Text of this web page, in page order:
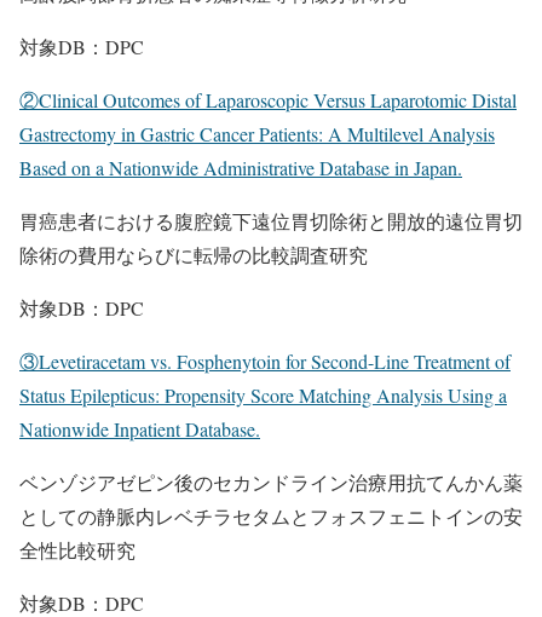
対象DB：DPC
②Clinical Outcomes of Laparoscopic Versus Laparotomic Distal
Gastrectomy in Gastric Cancer Patients: A Multilevel Analysis
Based on a Nationwide Administrative Database in Japan.
胃癌患者における腹腔鏡下遠位胃切除術と開放的遠位胃切
除術の費用ならびに転帰の比較調査研究
対象DB：DPC
③Levetiracetam vs. Fosphenytoin for Second-Line Treatment of
Status Epilepticus: Propensity Score Matching Analysis Using a
Nationwide Inpatient Database.
ベンゾジアゼピン後のセカンドライン治療用抗てんかん薬
としての静脈内レベチラセタムとフォスフェニトインの安
全性比較研究
対象DB：DPC